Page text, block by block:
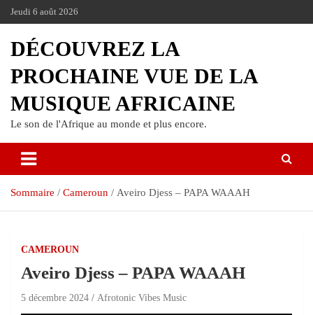
Jeudi 6 août 2026
DÉCOUVREZ LA
PROCHAINE VUE DE LA
MUSIQUE AFRICAINE
Le son de l'Afrique au monde et plus encore.
Sommaire Cameroun Aveiro Djess – PAPA WAAAH
CAMEROUN
Aveiro Djess – PAPA WAAAH
5 décembre 2024 Afrotonic Vibes Music